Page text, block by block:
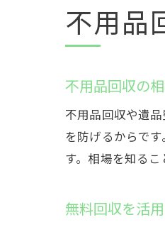
不用品
不用品回収の
不用品回収や遺
を防げるからで
す。相場を知る
無料回収を活